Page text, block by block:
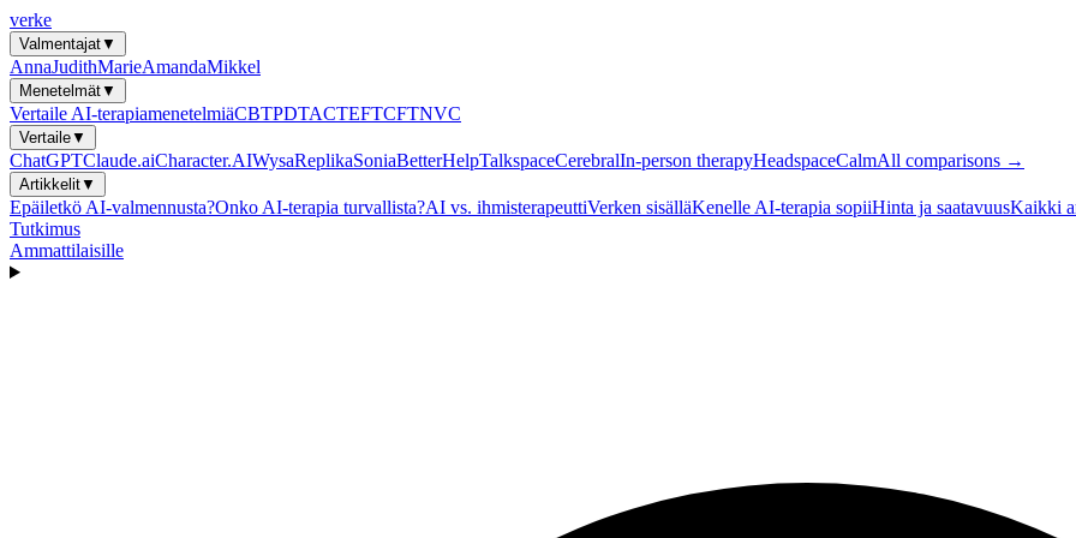
verke
Valmentajat▼
AnnaJudithMarieAmandaMikkel
Menetelmät▼
Vertaile AI-terapiamenetelmiäCBTPDTACTEFTCFTNVC
Vertaile▼
ChatGPTClaude.aiCharacter.AIWysaReplikaSoniaBetterHelpTalkspaceCerebralIn-person therapyHeadspaceCalmAll comparisons →
Artikkelit▼
Epäiletkö AI-valmennusta?Onko AI-terapia turvallista?AI vs. ihmisterapeuttiVerken sisälläKenelle AI-terapia sopiiHinta ja saatavuusKaikki
Tutkimus
Ammattilaisille